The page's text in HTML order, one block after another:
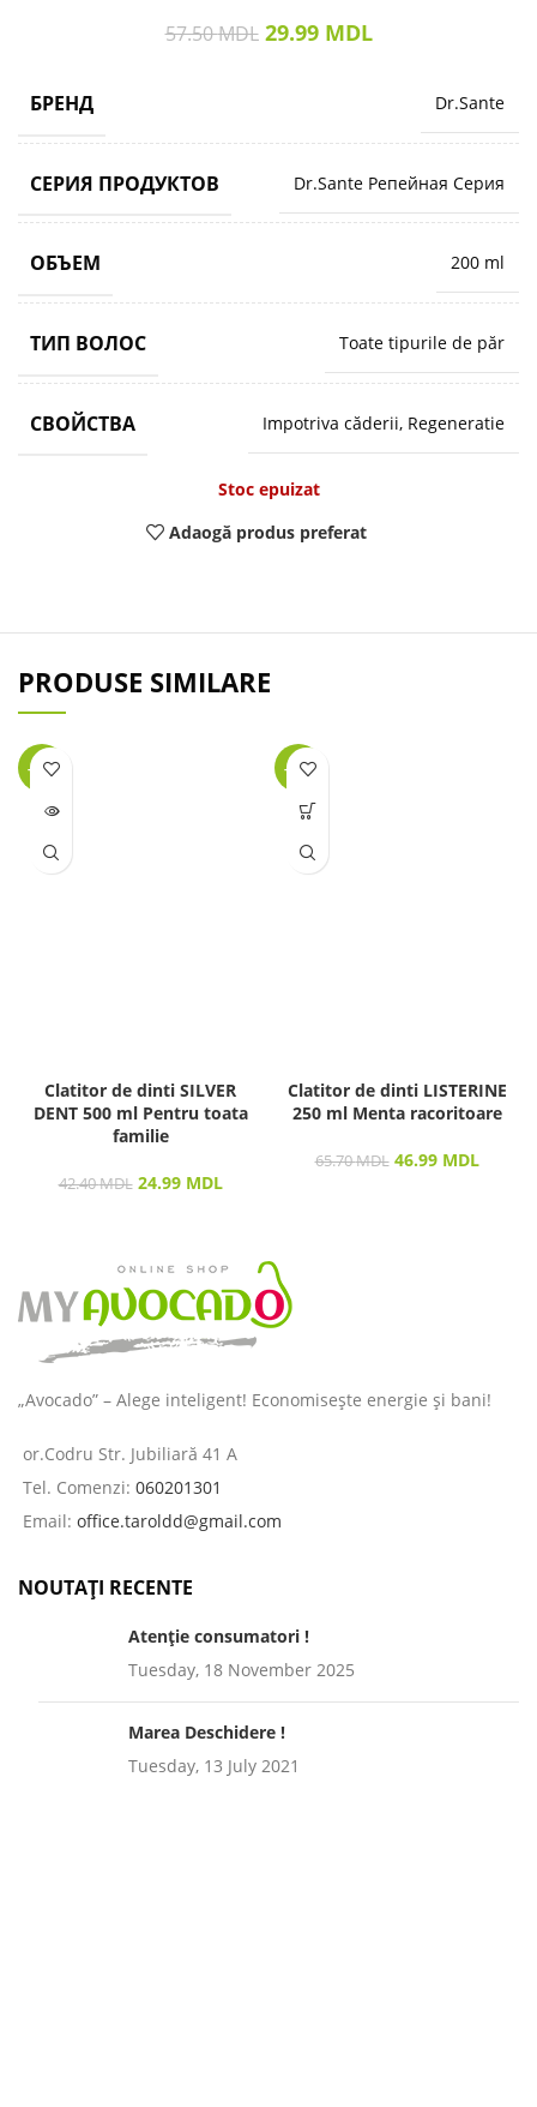
57.50MDL 29.99 MDL
БРЕНД Dr.Sante
СЕРИЯ ПРОДУКТОВ Dr.Sante Репейная Серия
ОБЪЕМ 200 ml
ТИП ВОЛОС Toate tipurile de păr
СВОЙСТВА Impotriva căderii, Regeneratie
Stoc epuizat
Adaogă produs preferat
PRODUSE SIMILARE
-41%
LIPSĂ
Clatitor de dinti SILVER
DENT 500 ml Pentru toata
familie
42.40MDL 24.99 MDL
-28%
Clatitor de dinti LISTERINE
250 ml Menta racoritoare
65.70MDL 46.99 MDL
„Avocado” – Alege inteligent! Economisește energie și bani!
or.Codru Str. Jubiliară 41 A
Tel. Comenzi: 060201301
Email: office.taroldd@gmail.com
NOUTAȚI RECENTE
Atenție consumatori !
Tuesday, 18 November 2025
Marea Deschidere !
Tuesday, 13 July 2021